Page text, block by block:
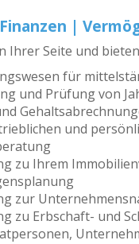
|
Ihrer Seite und
für
und Prüfung von
und
zu Ihrem
zur
zu Erbschaft- und